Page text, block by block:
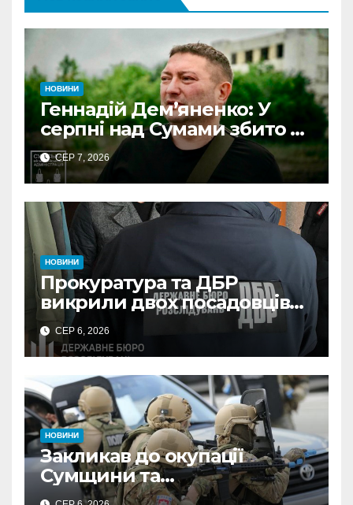
НОВИНИ
Геннадій Дем’яненко: У
серпні над Сумами збито 6
КАБів
СЕР 7, 2026
НОВИНИ
Прокуратура та ДБР
викрили двох посадовців
ДПС Сумщини на вимаганні
неправомірної вигоди у
ФОПа
СЕР 6, 2026
НОВИНИ
Закликав до окупації
Сумщини та
виправдовував обстріли: